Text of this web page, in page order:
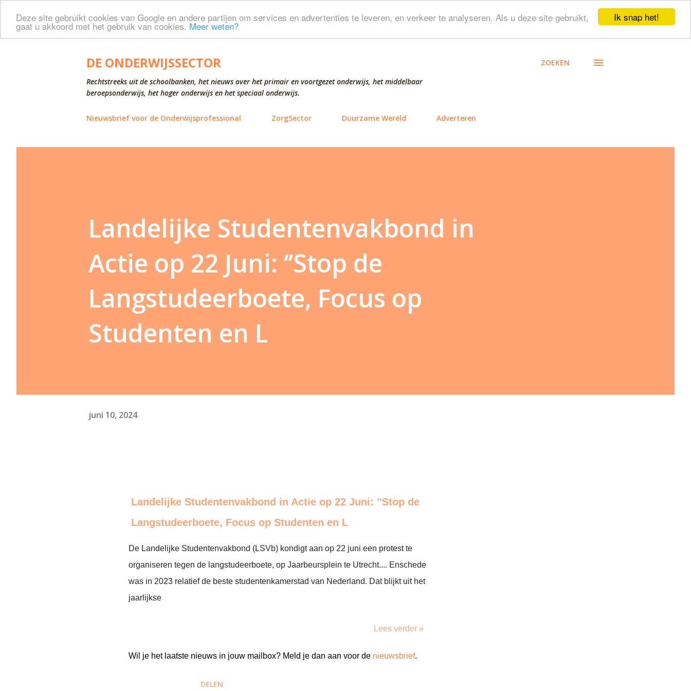
Ik snap het!
Deze site gebruikt cookies van Google en andere partijen om services en advertenties te leveren, en verkeer te analyseren. Als u deze site gebruikt,
gaat u akkoord met het gebruik van cookies. Meer weten?
Doorgaan naar hoofdcontent
DE ONDERWIJSSECTOR
Rechtstreeks uit de schoolbanken, het nieuws over het primair en voortgezet onderwijs, het middelbaar
beroepsonderwijs, het hoger onderwijs en het speciaal onderwijs.
ZOEKEN
Nieuwsbrief voor de Onderwijsprofessional ZorgSector Duurzame Wereld Adverteren
Landelijke Studentenvakbond in
Actie op 22 Juni: ‘’Stop de
Langstudeerboete, Focus op
Studenten en L
juni 10, 2024
Landelijke Studentenvakbond in Actie op 22 Juni: ''Stop de
Langstudeerboete, Focus op Studenten en L
De Landelijke Studentenvakbond (LSVb) kondigt aan op 22 juni een protest te
organiseren tegen de langstudeerboete, op Jaarbeursplein te Utrecht.... Enschede
was in 2023 relatief de beste studentenkamerstad van Nederland. Dat blijkt uit het
jaarlijkse
Lees verder »
Wil je het laatste nieuws in jouw mailbox? Meld je dan aan voor de nieuwsbrief.
DELEN